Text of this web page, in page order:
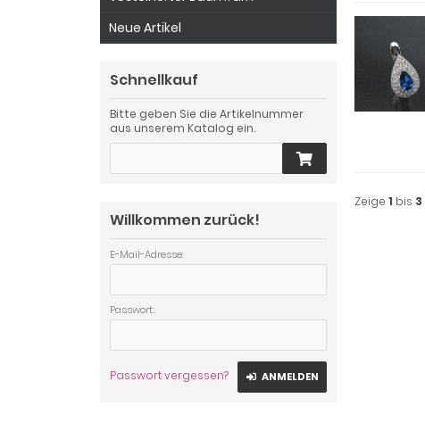
Zeige 1 bis 3
Neue Artikel
Schnellkauf
Bitte geben Sie die Artikelnummer
aus unserem Katalog ein.
Willkommen zurück!
E-Mail-Adresse:
Passwort:
Passwort vergessen? ANMELDEN